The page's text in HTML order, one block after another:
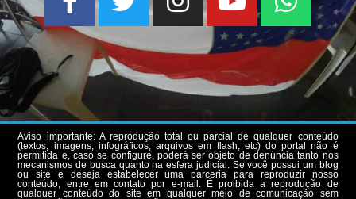
Aviso importante: A reprodução total ou parcial de qualquer conteúdo
(textos, imagens, infográficos, arquivos em flash, etc) do portal não é
permitida e, caso se configure, poderá ser objeto de denúncia tanto nos
mecanismos de busca quanto na esfera judicial. Se você possui um blog
ou site e deseja estabelecer uma parceria para reproduzir nosso
conteúdo, entre em contato por e-mail. É proibida a reprodução de
qualquer conteúdo do site em qualquer meio de comunicação sem